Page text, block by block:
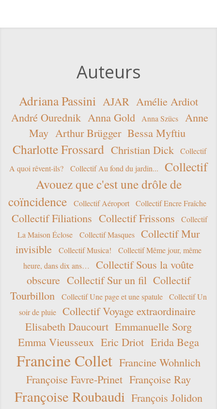
Auteurs
Adriana Passini AJAR Amélie Ardiot
André Ourednik Anna Gold Anna Szücs
Anne
May Arthur Brügger Bessa Myftiu
Charlotte Frossard Christian Dick
Collectif
A quoi rêvent-ils?
Collectif Au fond du jardin...
Collectif
Avouez que c'est une drôle de
coïncidence
Collectif Aéroport Collectif Encre Fraîche
Collectif Filiations Collectif Frissons
Collectif
La Maison Éclose
Collectif Masques
Collectif Mur
invisible
Collectif Musica!
Collectif Même jour, même
heure, dans dix ans…
Collectif Sous la voûte
obscure Collectif Sur un fil Collectif
Tourbillon
Collectif Une page et une spatule
Collectif Un
soir de pluie
Collectif Voyage extraordinaire
Elisabeth Daucourt Emmanuelle Sorg
Emma Vieusseux Eric Driot Erida Bega
Francine Collet Francine Wohnlich
Françoise Favre-Prinet Françoise Ray
Françoise Roubaudi François Jolidon